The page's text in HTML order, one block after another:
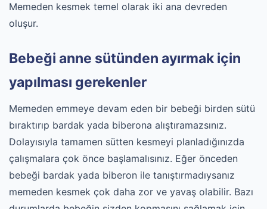
Memeden kesmek temel olarak iki ana devreden
oluşur.
Bebeği anne sütünden ayırmak için
yapılması gerekenler
Memeden emmeye devam eden bir bebeği birden sütü
bıraktırıp bardak yada biberona alıştıramazsınız.
Dolayısıyla tamamen sütten kesmeyi planladığınızda
çalışmalara çok önce başlamalısınız. Eğer önceden
bebeği bardak yada biberon ile tanıştırmadıysanız
memeden kesmek çok daha zor ve yavaş olabilir. Bazı